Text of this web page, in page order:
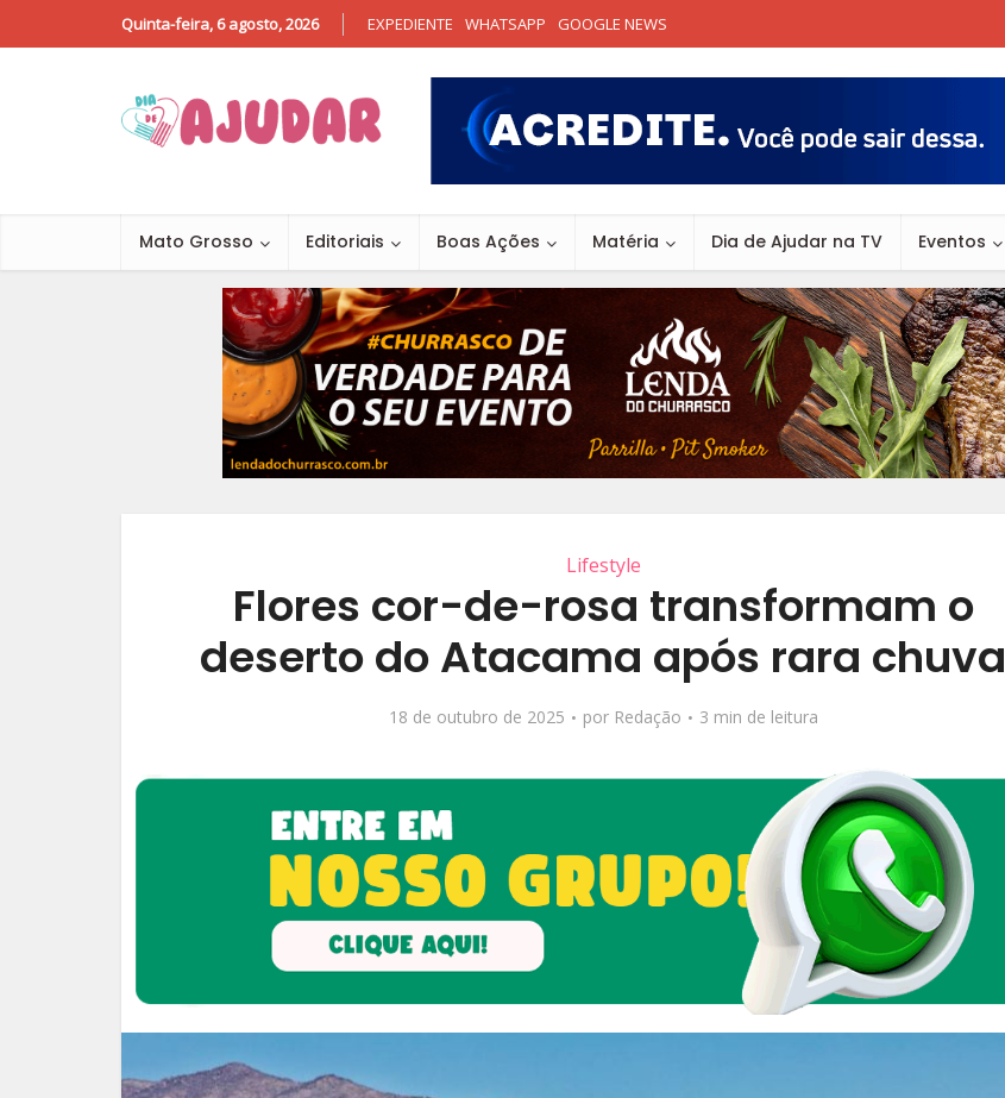
Quinta-feira, 6 agosto, 2026 EXPEDIENTE WHATSAPP GOOGLE NEWS
Mato Grosso Editoriais Boas Ações Matéria Dia de Ajudar na TV Eventos
Lifestyle
Flores cor-de-rosa transformam o
deserto do Atacama após rara chuva
18 de outubro de 2025 por Redação 3 min de leitura